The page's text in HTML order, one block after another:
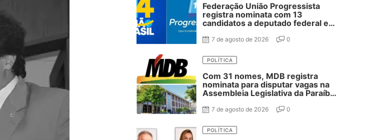
Federação União Progressista
registra nominata com 13
candidatos a deputado federal e
7 de agosto de 2026 0
POLÍTICA
Com 31 nomes, MDB registra
nominata para disputar vagas na
Assembleia Legislativa da Paraíba;
7 de agosto de 2026 0
POLÍTICA